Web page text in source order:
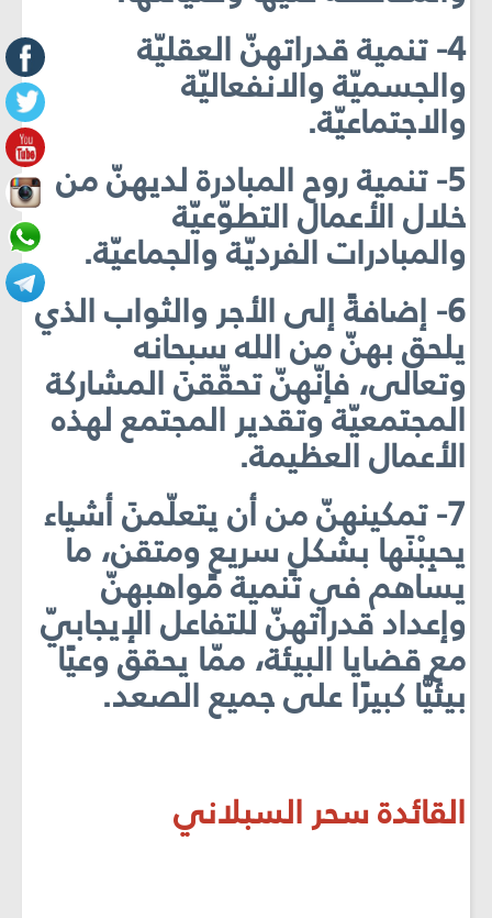
4- تنمية قدراتهنّ العقليّة
والجسميّة والانفعاليّة
والاجتماعيّة.
5- تنمية روح المبادرة لديهنّ من
خلال الأعمال التطوّعيّة
والمبادرات الفرديّة والجماعيّة.
6- إضافةً إلى الأجر والثواب الذي
يلحق بهنّ من الله سبحانه
وتعالى، فإنّهنّ تحقّقنَ المشاركة
المجتمعيّة وتقدير المجتمع لهذه
الأعمال العظيمة.
7- تمكينهنّ من أن يتعلّمنَ أشياء
يحبِبْنَها بشكلٍ سريعٍ ومتقن، ما
يساهم في تنمية مواهبهنّ
وإعداد قدراتهنّ للتفاعل الإيجابيّ
مع قضايا البيئة، ممّا يحقق وعيًا
بيئيًّا كبيرًا على جميع الصعد.
القائدة سحر السبلاني